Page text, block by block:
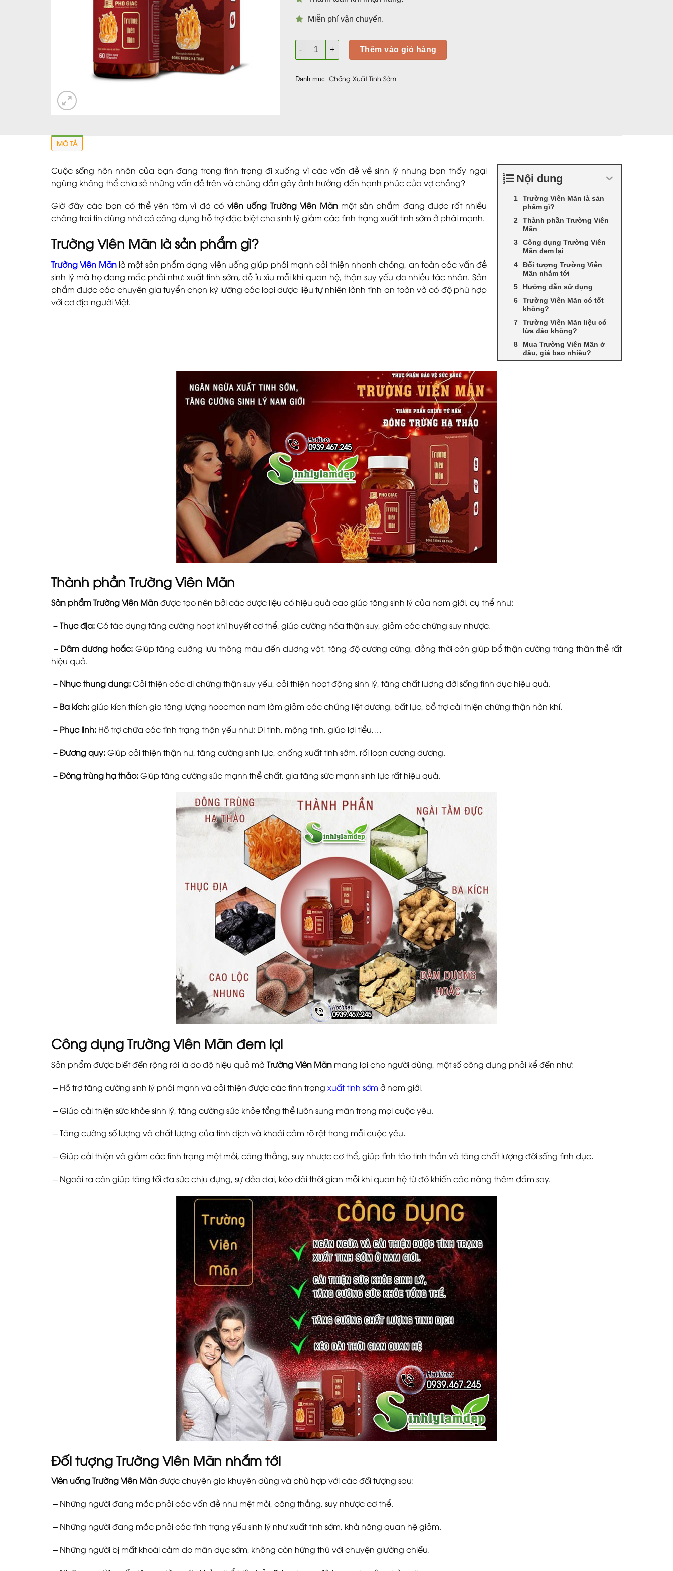
Miễn phí vận chuyển.
Trường Viên Mãn – Viên uống bổ thận tăng cường sinh lý số lượng
Thêm vào giỏ hàng
Danh mục: Chống Xuất Tinh Sớm
MÔ TẢ
Nội dung
Trường Viên Mãn là sản
phẩm gì?
Thành phần Trường Viên
Mãn
Công dụng Trường Viên
Mãn đem lại
Đối tượng Trường Viên
Mãn nhắm tới
Hướng dẫn sử dụng
Trường Viên Mãn có tốt
không?
Trường Viên Mãn liệu có
lừa đảo không?
Mua Trường Viên Mãn ở
đâu, giá bao nhiêu?
Cuộc sống hôn nhân của bạn đang trong tình trạng đi xuống vì các vấn đề về sinh lý nhưng bạn thấy ngại
ngùng không thể chia sẻ những vấn đề trên và chúng dần gây ảnh hưởng đến hạnh phúc của vợ chồng?
Giờ đây các bạn có thể yên tâm vì đã có viên uống Trường Viên Mãnmột sản phẩm đang được rất nhiều
chàng trai tin dùng nhờ có công dụng hỗ trợ đặc biệt cho sinh lý giảm các tình trạng xuất tinh sớm ở phái mạnh.
Trường Viên Mãn là sản phẩm gì?
Trường Viên Mãn là một sản phẩm dạng viên uống giúp phái mạnh cải thiện nhanh chóng, an toàn các vấn đề
sinh lý mà họ đang mắc phải như: xuất tinh sớm, dễ ỉu xìu mỗi khi quan hệ, thận suy yếu do nhiều tác nhân. Sản
phẩm được các chuyên gia tuyển chọn kỹ lưỡng các loại dược liệu tự nhiên lành tính an toàn và có độ phù hợp
với cơ địa người Việt.
Thành phần Trường Viên Mãn
Sản phẩm Trường Viên Mãnđược tạo nên bởi các dược liệu có hiệu quả cao giúp tăng sinh lý của nam giới, cụ thể như:
– Thục địa:Có tác dụng tăng cường hoạt khí huyết cơ thể, giúp cường hóa thận suy, giảm các chứng suy nhược.
– Dâm dương hoắc:Giúp tăng cường lưu thông máu đến dương vật, tăng độ cương cứng, đồng thời còn giúp bổ thận cường tráng thân thể rất
hiệu quả.
– Nhục thung dung:Cải thiện các di chứng thận suy yếu, cải thiện hoạt động sinh lý, tăng chất lượng đời sống tình dục hiệu quả.
– Ba kích:giúp kích thích gia tăng lượng hoocmon nam làm giảm các chứng liệt dương, bất lực, bổ trợ cải thiện chứng thận hàn khí.
– Phục linh: Hỗ trợ chữa các tình trạng thận yếu như: Di tinh, mộng tinh, giúp lợi tiểu,…
– Đương quy:Giúp cải thiện thận hư, tăng cường sinh lực, chống xuất tinh sớm, rối loạn cương dương.
– Đông trùng hạ thảo:Giúp tăng cường sức mạnh thể chất, gia tăng sức mạnh sinh lực rất hiệu quả.
Công dụng Trường Viên Mãn đem lại
Sản phẩm được biết đến rộng rãi là do độ hiệu quả mà Trường Viên Mãn mang lại cho người dùng, một số công dụng phải kể đến như:
– Hỗ trợ tăng cường sinh lý phái mạnh và cải thiện được các tình trạng xuất tinh sớm ở nam giới.
– Giúp cải thiện sức khỏe sinh lý, tăng cường sức khỏe tổng thể luôn sung mãn trong mọi cuộc yêu.
– Tăng cường số lượng và chất lượng của tinh dịch và khoái cảm rõ rệt trong mỗi cuộc yêu.
– Giúp cải thiện và giảm các tình trạng mệt mỏi, căng thẳng, suy nhược cơ thể, giúp tỉnh táo tinh thần và tăng chất lượng đời sống tình dục.
– Ngoài ra còn giúp tăng tối đa sức chịu đựng, sự dẻo dai, kéo dài thời gian mỗi khi quan hệ từ đó khiến các nàng thêm đắm say.
Đối tượng Trường Viên Mãn nhắm tới
Viên uống Trường Viên Mãnđược chuyên gia khuyên dùng và phù hợp với các đối tượng sau:
– Những người đang mắc phải các vấn đề như mệt mỏi, căng thẳng, suy nhược cơ thể.
– Những người đang mắc phải các tình trạng yếu sinh lý như xuất tinh sớm, khả năng quan hệ giảm.
– Những người bị mất khoái cảm do mãn dục sớm, không còn hứng thú với chuyện giường chiếu.